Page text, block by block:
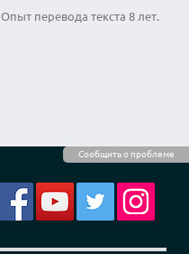
Сообщить о проблеме
Опыт перевода текста 8 лет.